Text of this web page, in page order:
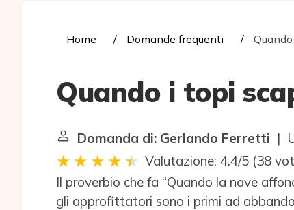
Home Domande frequenti
Quando i topi
Domanda di: Gerlando Ferretti |
Valutazione: 4.4/5 (38
Il proverbio che fa “Quando la nave
gli approfittatori sono i primi ad